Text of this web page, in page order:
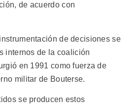
de acuerdo con
de decisiones se
internos de la coalición
en 1991 como fuerza de
militar de Bouterse.
se producen estos